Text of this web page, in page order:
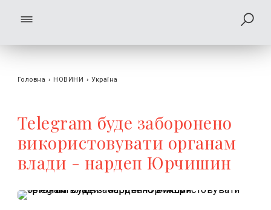
Головна › НОВИНИ › Україна
Telegram буде заборонено
використовувати органам
влади - нардеп Юрчишин